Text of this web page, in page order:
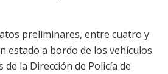
preliminares, entre cuatro y
estado a bordo de los vehículos.
la Dirección de Policía de